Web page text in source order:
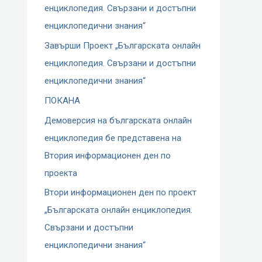
енциклопедия. Свързани и достъпни
енциклопедични знания“
Завърши Проект „Българската онлайн
енциклопедия. Свързани и достъпни
енциклопедични знания“
ПОКАНА
Демоверсия на българската онлайн
енциклопедия бе представена на
Втория информационен ден по
проекта
Втори информационен ден по проект
„Българската онлайн енциклопедия.
Свързани и достъпни
енциклопедични знания“